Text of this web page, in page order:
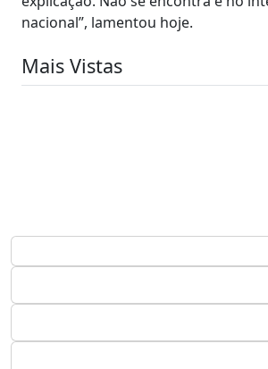
nacional”, lamentou hoje.
Mais Vistas